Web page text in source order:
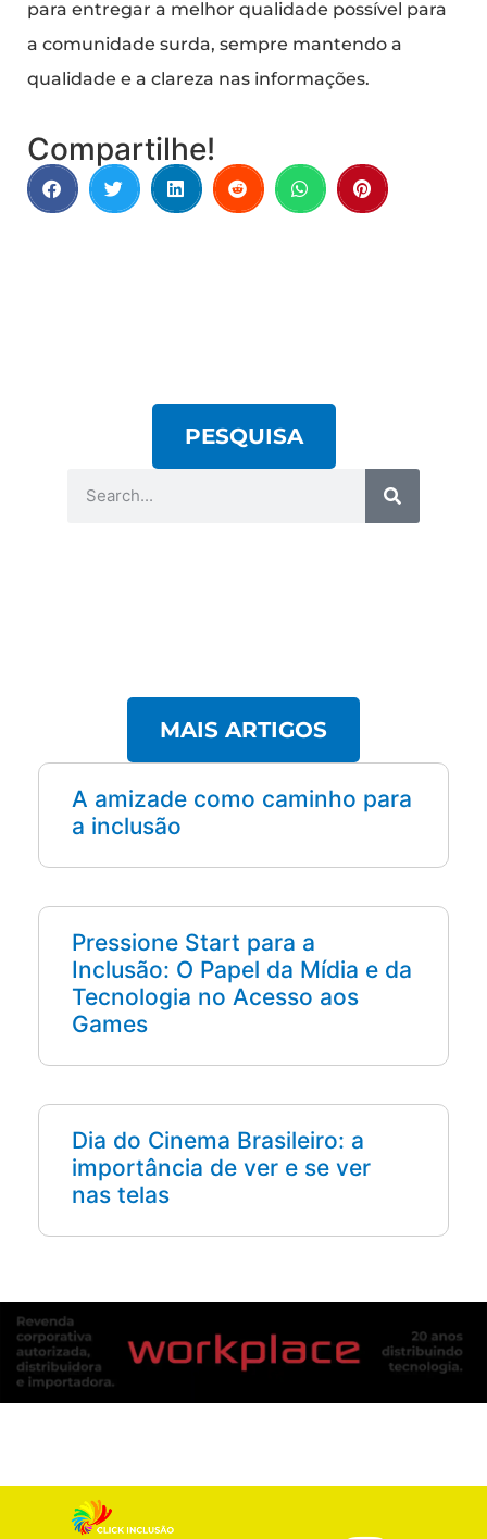
para entregar a melhor qualidade possível para
a comunidade surda, sempre mantendo a
qualidade e a clareza nas informações.
Compartilhe!
PESQUISA
MAIS ARTIGOS
A amizade como caminho para
a inclusão
Pressione Start para a
Inclusão: O Papel da Mídia e da
Tecnologia no Acesso aos
Games
Dia do Cinema Brasileiro: a
importância de ver e se ver
nas telas